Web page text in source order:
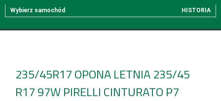
Wybierz samochód HISTORIA
235/45R17OPONA LETNIA 235/45
R17 97W PIRELLI CINTURATO P7